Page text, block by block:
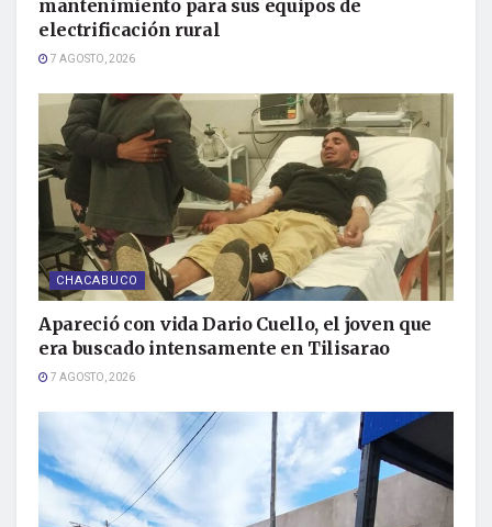
mantenimiento para sus equipos de
electrificación rural
7 AGOSTO, 2026
CHACABUCO
Apareció con vida Dario Cuello, el joven que
era buscado intensamente en Tilisarao
7 AGOSTO, 2026